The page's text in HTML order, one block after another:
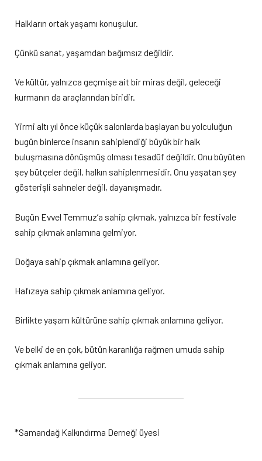
Halkların ortak yaşamı konuşulur.
Çünkü sanat, yaşamdan bağımsız değildir.
Ve kültür, yalnızca geçmişe ait bir miras değil, geleceği
kurmanın da araçlarından biridir.
Yirmi altı yıl önce küçük salonlarda başlayan bu yolculuğun
bugün binlerce insanın sahiplendiği büyük bir halk
buluşmasına dönüşmüş olması tesadüf değildir. Onu büyüten
şey bütçeler değil, halkın sahiplenmesidir. Onu yaşatan şey
gösterişli sahneler değil, dayanışmadır.
Bugün Evvel Temmuz’a sahip çıkmak, yalnızca bir festivale
sahip çıkmak anlamına gelmiyor.
Doğaya sahip çıkmak anlamına geliyor.
Hafızaya sahip çıkmak anlamına geliyor.
Birlikte yaşam kültürüne sahip çıkmak anlamına geliyor.
Ve belki de en çok, bütün karanlığa rağmen umuda sahip
çıkmak anlamına geliyor.
*Samandağ Kalkındırma Derneği üyesi